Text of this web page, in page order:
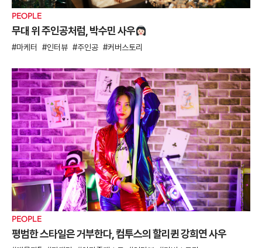
PEOPLE
무대 위 주인공처럼, 박수민 사우
마케터 인터뷰 주인공 커버스토리
PEOPLE
평범한 스타일은 거부한다, 컴투스의 할리퀸 강희연 사우